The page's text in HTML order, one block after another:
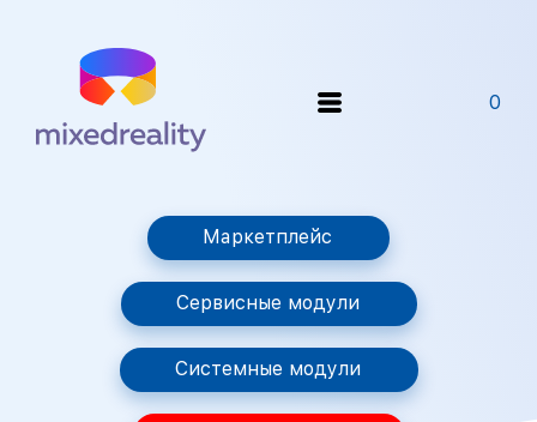
0
Маркетплейс
Сервисные модули
Системные модули